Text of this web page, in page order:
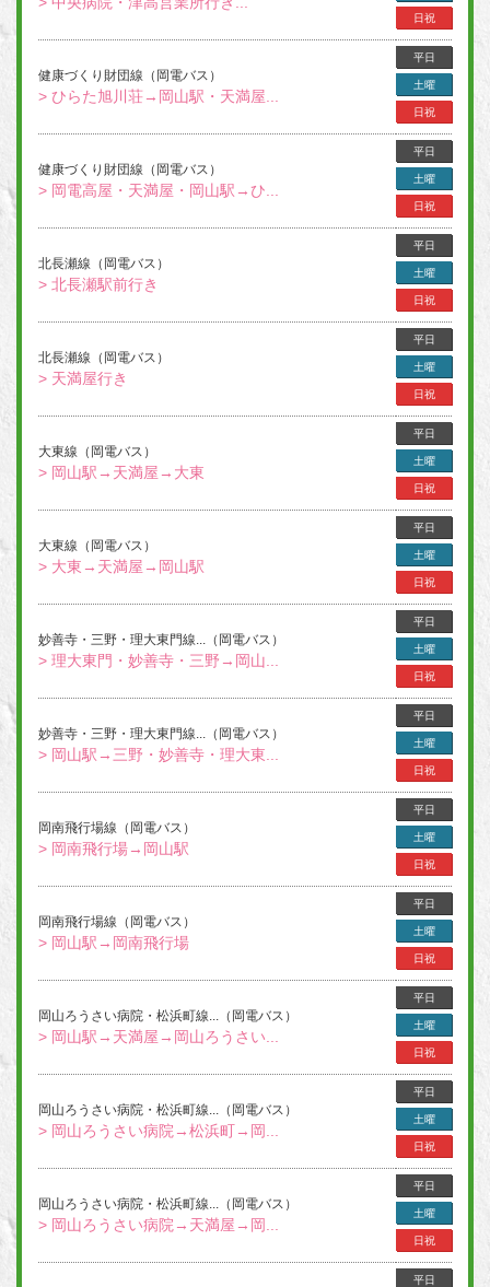
日祝
健康づくり財団線（岡電バス）
> ひらた旭川荘→岡山駅・天満屋...
平日
土曜
日祝
健康づくり財団線（岡電バス）
> 岡電高屋・天満屋・岡山駅→ひ...
平日
土曜
日祝
北長瀬線（岡電バス）
> 北長瀬駅前行き
平日
土曜
日祝
北長瀬線（岡電バス）
> 天満屋行き
平日
土曜
日祝
大東線（岡電バス）
> 岡山駅→天満屋→大東
平日
土曜
日祝
大東線（岡電バス）
> 大東→天満屋→岡山駅
平日
土曜
日祝
妙善寺・三野・理大東門線...（岡電バス）
> 理大東門・妙善寺・三野→岡山...
平日
土曜
日祝
妙善寺・三野・理大東門線...（岡電バス）
> 岡山駅→三野・妙善寺・理大東...
平日
土曜
日祝
岡南飛行場線（岡電バス）
> 岡南飛行場→岡山駅
平日
土曜
日祝
岡南飛行場線（岡電バス）
> 岡山駅→岡南飛行場
平日
土曜
日祝
岡山ろうさい病院・松浜町線...（岡電バス）
> 岡山駅→天満屋→岡山ろうさい...
平日
土曜
日祝
岡山ろうさい病院・松浜町線...（岡電バス）
> 岡山ろうさい病院→松浜町→岡...
平日
土曜
日祝
岡山ろうさい病院・松浜町線...（岡電バス）
> 岡山ろうさい病院→天満屋→岡...
平日
土曜
日祝
平日